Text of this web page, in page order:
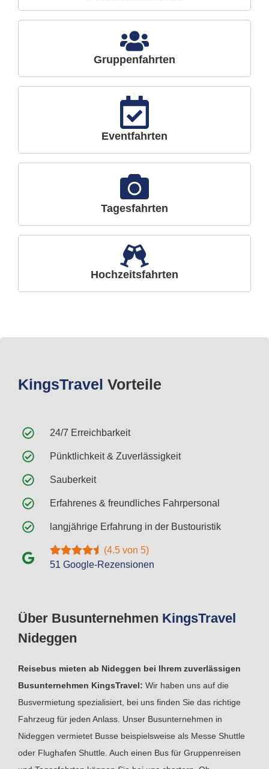
Gruppenfahrten
Eventfahrten
Tagesfahrten
Hochzeitsfahrten
Über Busunternehmen KingsTravel
Nideggen
Reisebus mieten ab Nideggen bei Ihrem zuverlässigen
Busunternehmen KingsTravel: Wir haben uns auf die
Busvermietung spezialisiert, bei uns finden Sie das richtige
Fahrzeug für jeden Anlass. Unser Busunternehmen in
Nideggen vermietet Busse beispielsweise als Messe Shuttle
oder Flughafen Shuttle. Auch einen Bus für Gruppenreisen
KingsTravel Vorteile
24/7 Erreichbarkeit
Pünktlichkeit & Zuverlässigkeit
Sauberkeit
Erfahrenes & freundliches Fahrpersonal
langjährige Erfahrung in der Bustouristik
(4.5 von 5)
51 Google-Rezensionen